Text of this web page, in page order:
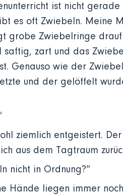
ist nicht
es oft Zwiebeln. Meine
grobe Zwiebelringe
zart und das
Genauso wie der
und der gelöffelt
ziemlich entgeistert.
aus dem Tagtraum
nicht in Ordnung?“
Hände liegen immer